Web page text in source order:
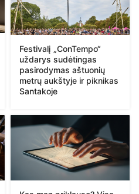
Festivalį „ConTempo“
uždarys sudėtingas
pasirodymas aštuonių
metrų aukštyje ir piknikas
Santakoje